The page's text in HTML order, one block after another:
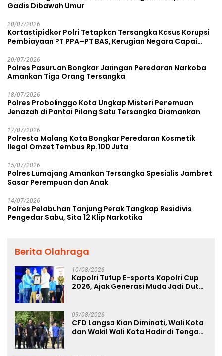
Gadis Dibawah Umur
20/07/2026
Kortastipidkor Polri Tetapkan Tersangka Kasus Korupsi
Pembiayaan PT PPA–PT BAS, Kerugian Negara Capai
20/07/2026
Polres Pasuruan Bongkar Jaringan Peredaran Narkoba
Amankan Tiga Orang Tersangka
18/07/2026
Polres Probolinggo Kota Ungkap Misteri Penemuan
Jenazah di Pantai Pilang Satu Tersangka Diamankan
17/07/2026
Polresta Malang Kota Bongkar Peredaran Kosmetik
Ilegal Omzet Tembus Rp.100 Juta
15/07/2026
Polres Lumajang Amankan Tersangka Spesialis Jambret
Sasar Perempuan dan Anak
14/07/2026
Polres Pelabuhan Tanjung Perak Tangkap Residivis
Pengedar Sabu, Sita 12 Klip Narkotika
Berita Olahraga
10/08/2026
Kapolri Tutup E-sports Kapolri Cup
2026, Ajak Generasi Muda Jadi Duta
09/08/2026
CFD Langsa Kian Diminati, Wali Kota
dan Wakil Wali Kota Hadir di Tengah